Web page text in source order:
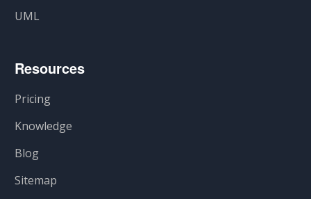
UML
Resources
Pricing
Knowledge
Blog
Sitemap